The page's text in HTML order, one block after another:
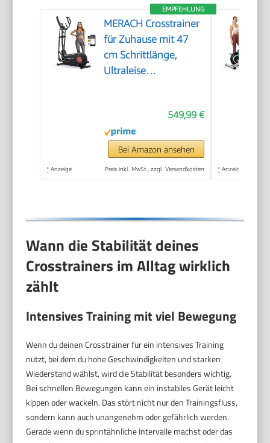
EMPFEHLUNG
MERACH Crosstrainer
für Zuhause mit 47
cm Schrittlänge,
Ultraleise
Widerstandsstufen,
für Effektives
Ausdauertraining,
Eigener App,
549,99 €
Bei Amazon ansehen
* Anzeige Preis inkl. MwSt., zzgl. Versandkosten * Anzeige
Wann die Stabilität deines
Crosstrainers im Alltag wirklich
zählt
Intensives Training mit viel Bewegung
Wenn du deinen Crosstrainer für ein intensives Training
nutzt, bei dem du hohe Geschwindigkeiten und starken
Wiederstand wählst, wird die Stabilität besonders wichtig.
Bei schnellen Bewegungen kann ein instabiles Gerät leicht
kippen oder wackeln. Das stört nicht nur den Trainingsfluss,
sondern kann auch unangenehm oder gefährlich werden.
Gerade wenn du sprintähnliche Intervalle machst oder das